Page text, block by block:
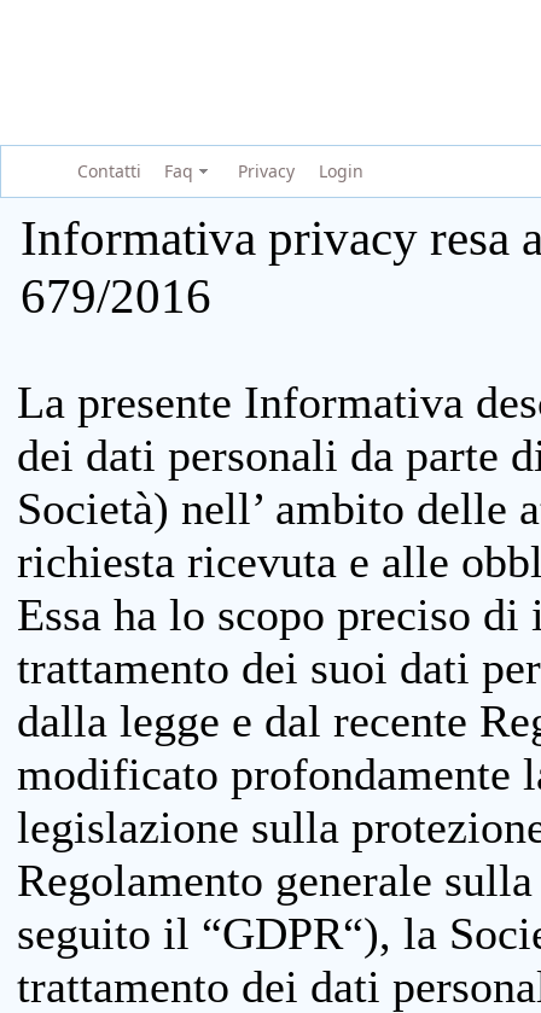
Contatti Faq Privacy Login
Informativa privacy resa
679/2016
La presente Informativa
dei dati personali da parte
Società) nell’ ambito delle
richiesta ricevuta e alle
Essa ha lo scopo preciso
trattamento dei suoi dati
dalla legge e dal recente
modificato profondamente
legislazione sulla
Regolamento generale
seguito il “GDPR“), la
trattamento dei dati